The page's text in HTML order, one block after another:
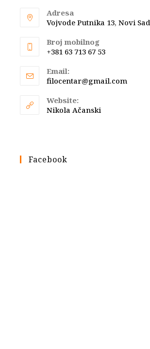
Adresa
Vojvode Putnika 13, Novi Sad
Broj mobilnog
+381 63 713 67 53
Email:
filocentar@gmail.com
Website:
Nikola Ačanski
Facebook